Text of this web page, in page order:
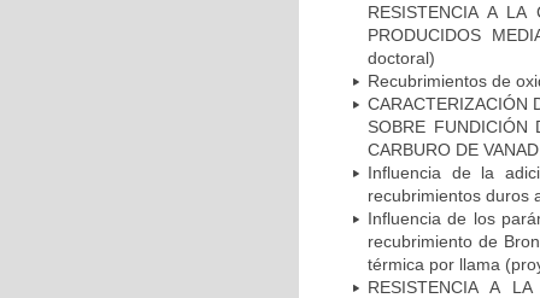
RESISTENCIA A LA
PRODUCIDOS
doctoral)
Recubrimientos de
CARACTERIZACIÓN
SOBRE FUNDICIÓN
CARBURO DE
Influencia de la
recubrimientos duros
Influencia de los
recubrimiento de
térmica por llama
RESISTENCIA A